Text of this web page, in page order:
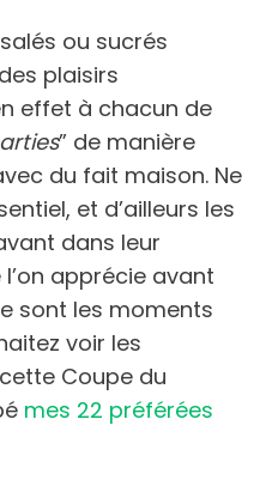
ou sucrés
plaisirs
effet à chacun de
” de manière
du fait maison. Ne
et d’ailleurs les
dans leur
apprécie avant
sont les moments
voir les
Coupe du
mes 22 préférées